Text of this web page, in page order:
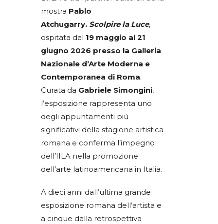
mostra Pablo
Atchugarry. Scolpire la Luce,
ospitata dal 19 maggio al 21
giugno 2026 presso la Galleria
Nazionale d’Arte Moderna e
Contemporanea di Roma.
Curata da Gabriele Simongini,
l’esposizione rappresenta uno
degli appuntamenti più
significativi della stagione artistica
romana e conferma l’impegno
dell’IILA nella promozione
dell’arte latinoamericana in Italia.
A dieci anni dall’ultima grande
esposizione romana dell’artista e
a cinque dalla retrospettiva